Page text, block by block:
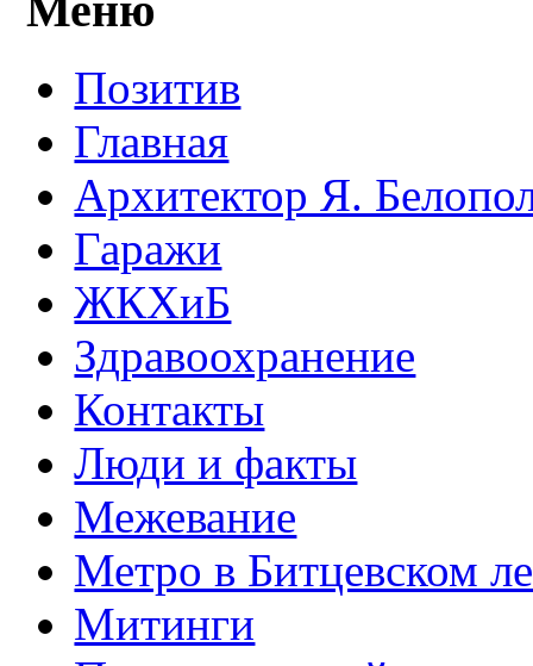
Позитив
Главная
Архитектор Я.
Гаражи
ЖКХиБ
Здравоохранение
Контакты
Люди и факты
Межевание
Метро в Битцевском
Митинги